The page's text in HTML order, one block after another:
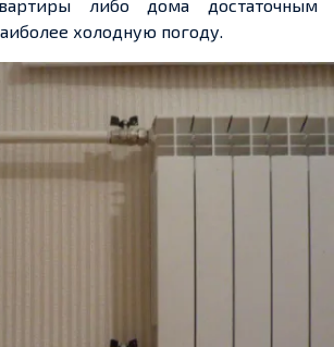
либо дома достаточным
холодную погоду.